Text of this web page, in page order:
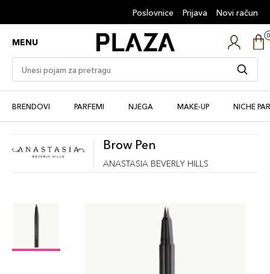
Poslovnice Prijava Novi račun
MENU
BRENDOVI PARFEMI NJEGA MAKE-UP NICHE
Brow Pen
ANASTASIA BEVERLY HILLS